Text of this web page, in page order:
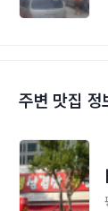
주변 맛집 정